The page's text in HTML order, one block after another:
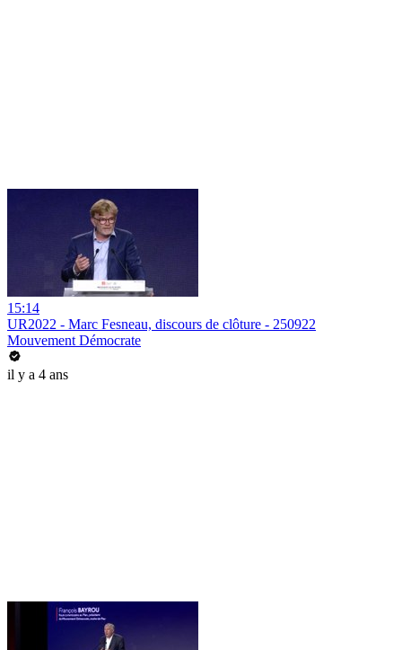
15:14
UR2022 - Marc Fesneau, discours de clôture - 250922
Mouvement Démocrate
il y a 4 ans